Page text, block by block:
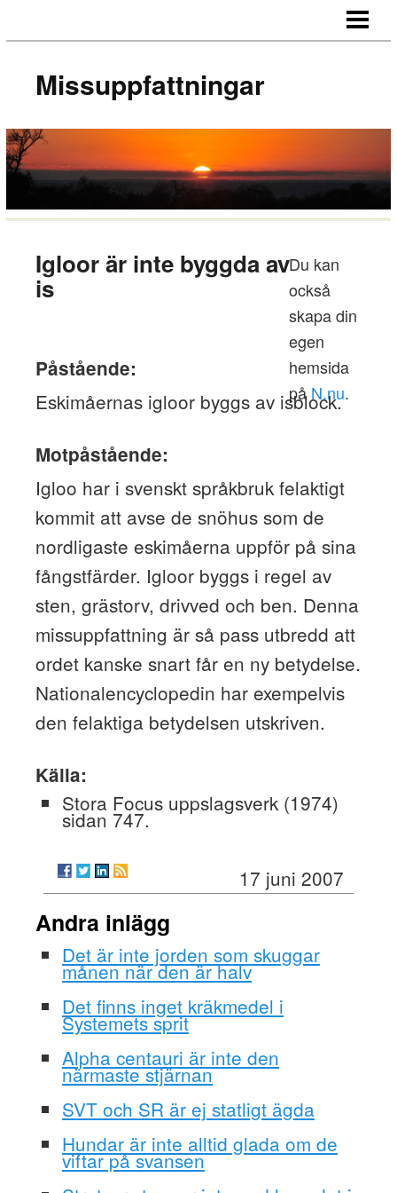
Missuppfattningar
Igloor är inte byggda av
is
Påstående:
Eskimåernas igloor byggs av isblock.
Motpåstående:
Igloo har i svenskt språkbruk felaktigt
kommit att avse de snöhus som de
nordligaste eskimåerna uppför på sina
fångstfärder. Igloor byggs i regel av
sten, grästorv, drivved och ben. Denna
missuppfattning är så pass utbredd att
ordet kanske snart får en ny betydelse.
Nationalencyclopedin har exempelvis
den felaktiga betydelsen utskriven.
Källa:
Stora Focus uppslagsverk (1974)
sidan 747.
17 juni 2007
Andra inlägg
Det är inte jorden som skuggar
månen när den är halv
Det finns inget kräkmedel i
Systemets sprit
Alpha centauri är inte den
närmaste stjärnan
SVT och SR är ej statligt ägda
Hundar är inte alltid glada om de
viftar på svansen
Du kan
också
skapa din
egen
hemsida
påN.nu.